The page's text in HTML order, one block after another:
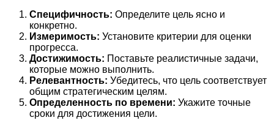
Специфичность: Определите цель ясно и
конкретно.
Измеримость: Установите критерии для оценки
прогресса.
Достижимость: Поставьте реалистичные задачи,
которые можно выполнить.
Релевантность: Убедитесь, что цель соответствует
общим стратегическим целям.
Определенность по времени: Укажите точные
сроки для достижения цели.